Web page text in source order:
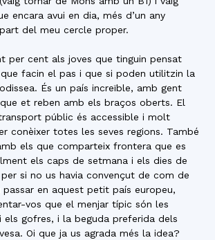
encara avui en dia, més d’un any
del meu cercle proper.
per cent als joves que tinguin pensat
facin el pas i que si poden utilitzin la
És un país increïble, amb gent
et reben amb els braços oberts. El
públic és accessible i molt
conèixer totes les seves regions. També
els que comparteix frontera que es
els caps de setmana i els dies de
si no us havia convençut de com de
en aquest petit país europeu,
vos que el menjar típic són les
els gofres, i la beguda preferida dels
Oi que ja us agrada més la idea?